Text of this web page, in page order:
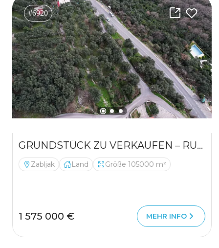
#6920
GRUNDSTÜCK ZU VERKAUFEN – RUDINICE, GEMEINDE PLUŽINE
Zabljak Land Größe 105000 m²
1 575 000 € MEHR INFO